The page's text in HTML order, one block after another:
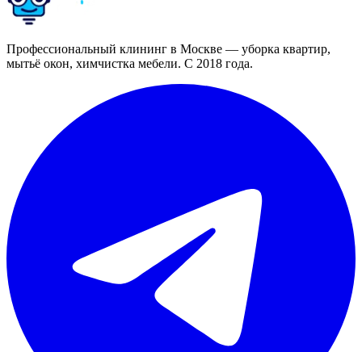
Профессиональный клининг в Москве — уборка квартир,
мытьё окон, химчистка мебели. С 2018 года.